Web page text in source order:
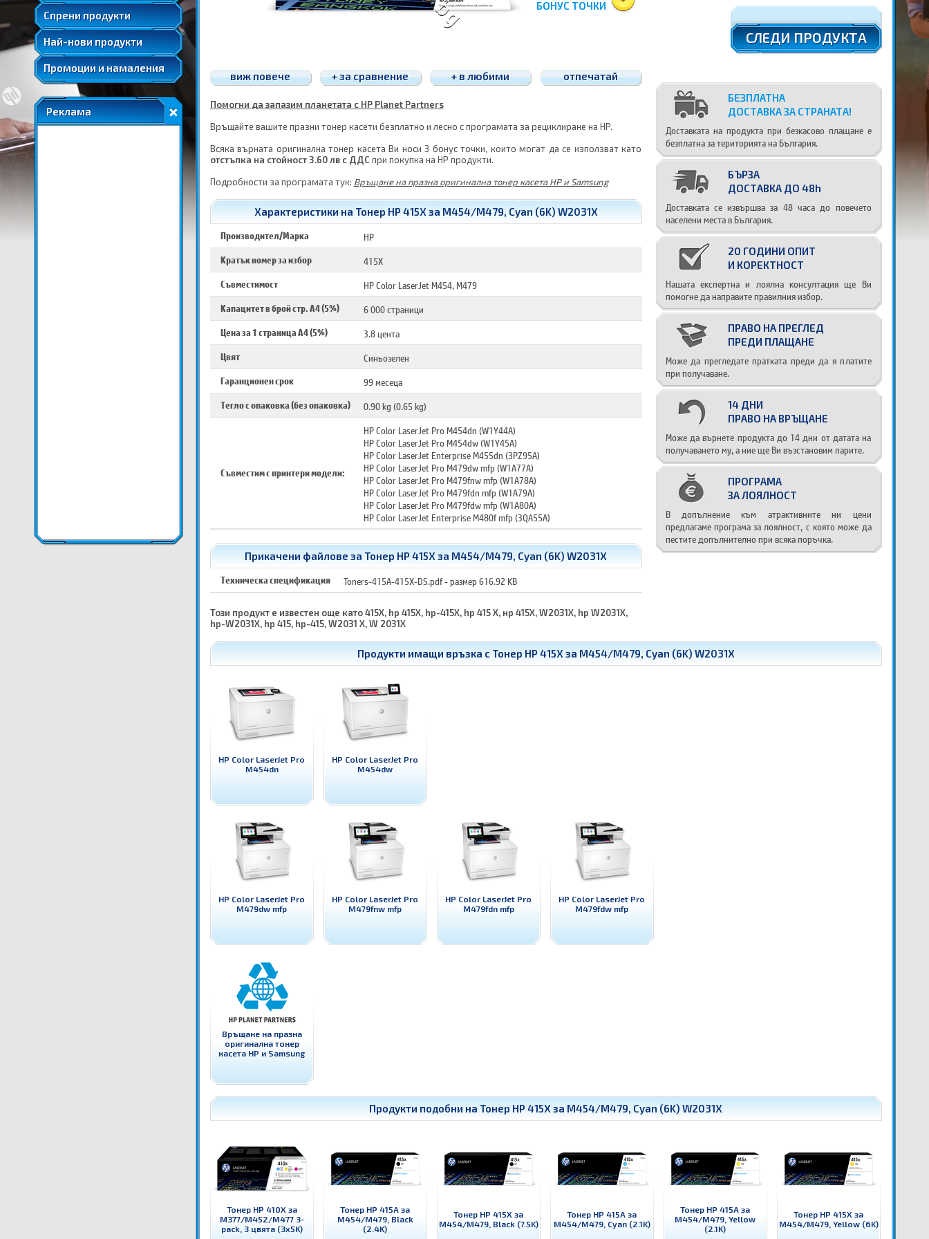
Спрени продукти
Удължени и допълнителни гаранции
Най-нови продукти
Промоции и намаления
Реклама
БОНУС ТОЧКИ
СЛЕДИ ПРОДУКТА
БЕЗПЛАТНА
ДОСТАВКА ЗА СТРАНАТА!
Доставката на продукта при безкасово плащане е
безплатна за територията на България.
БЪРЗА
ДОСТАВКА ДО 48h
Доставката се извършва за 48 часа до повечето
населени места в България.
20 ГОДИНИ ОПИТ
И КОРЕКТНОСТ
Нашата експертна и лоялна консултация ще Ви
помогне да направите правилния избор.
ПРАВО НА ПРЕГЛЕД
ПРЕДИ ПЛАЩАНЕ
Може да прегледате пратката преди да я платите
при получаване.
14 ДНИ
ПРАВО НА ВРЪЩАНЕ
Може да върнете продукта до 14 дни от датата на
получаването му, а ние ще Ви възстановим парите.
ПРОГРАМА
ЗА ЛОЯЛНОСТ
В допълнение към атрактивните ни цени
предлагаме програма за лоялност, с която може да
пестите допълнително при всяка поръчка.
виж повече + за сравнение + в любими отпечатай
Помогни да запазим планетата с HP Planet Partners
Връщайте вашите празни тонер касети безплатно и лесно с програмата за рециклиране на HP.
Всяка върната оригинална тонер касета Ви носи 3 бонус точки, които могат да се използват като
отстъпка на стойност 3.60 лв с ДДС при покупка на HP продукти.
Подробности за програмата тук: Връщане на празна оригинална тонер касета HP и Samsung
Характеристики на Тонер HP 415X за M454/M479, Cyan (6K) W2031X
Производител/Марка
HP
Кратък номер за избор
415X
Съвместимост
HP Color LaserJet M454, M479
Капацитет в брой стр. A4 (5%)
6 000 страници
Цена за 1 страница A4 (5%)
3.8 цента
Цвят
Синьозелен
Гаранционен срок
99 месеца
Тегло с опаковка (без опаковка)
0.90 kg (0.65 kg)
Съвместим с принтери модели:
HP Color LaserJet Pro M454dn (W1Y44A)
HP Color LaserJet Pro M454dw (W1Y45A)
HP Color LaserJet Enterprise M455dn (3PZ95A)
HP Color LaserJet Pro M479dw mfp (W1A77A)
HP Color LaserJet Pro M479fnw mfp (W1A78A)
HP Color LaserJet Pro M479fdn mfp (W1A79A)
HP Color LaserJet Pro M479fdw mfp (W1A80A)
HP Color LaserJet Enterprise M480f mfp (3QA55A)
Прикачени файлове за Тонер HP 415X за M454/M479, Cyan (6K) W2031X
Техническа спецификация Toners-415A-415X-DS.pdf- размер 616.92 KB
Този продукт е известен още като 415X, hp 415X, hp-415X, hp 415 X, нр 415Х, W2031X, hp W2031X,
hp-W2031X, hp 415, hp-415, W2031 X, W 2031X
Продукти имащи връзка с Тонер HP 415X за M454/M479, Cyan (6K) W2031X
HP Color LaserJet Pro
M454dn
HP Color LaserJet Pro
M454dw
HP Color LaserJet Pro
M479dw mfp
HP Color LaserJet Pro
M479fnw mfp
HP Color LaserJet Pro
M479fdn mfp
HP Color LaserJet Pro
M479fdw mfp
Връщане на празна
оригинална тонер
касета HP и Samsung
Продукти подобни на Тонер HP 415X за M454/M479, Cyan (6K) W2031X
Тонер HP 410X за
M377/M452/M477 3-
pack, 3 цвята (3x5K)
Тонер HP 415A за
M454/M479, Black
(2.4K)
Тонер HP 415X за
M454/M479, Black (7.5K)
Тонер HP 415A за
M454/M479, Cyan (2.1K)
Тонер HP 415A за
M454/M479, Yellow
(2.1K)
Тонер HP 415X за
M454/M479, Yellow (6K)